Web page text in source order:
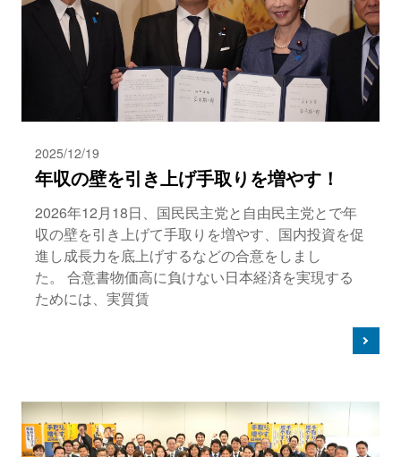
2025/12/19
年収の壁を引き上げ手取りを増やす！
2026年12月18日、国民民主党と自由民主党とで年
収の壁を引き上げて手取りを増やす、国内投資を促
進し成長力を底上げするなどの合意をしまし
た。 合意書物価高に負けない日本経済を実現する
ためには、実質賃